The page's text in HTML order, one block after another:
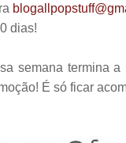
dias!
semana termina a
É só ficar